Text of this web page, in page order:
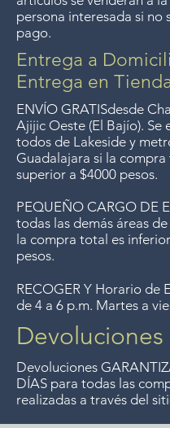
del Lago de Chapala
compras de $4000
Aceptamos
7 días después de la
menos que los
un precio de oferta, lo
sentimos, no se
devoluciones de
oferta. Anteriormente
envíos gratis a
ya no ofrecemos ese
persona interesada si no
pago.
Entrega a
Entrega en
ENVÍO GRATISdesde
Ajijic Oeste (El Bajío). Se
todos de Lakeside y
Guadalajara si la
superior a $4000 pesos.
PEQUEÑO CARGO DE
todas las demás áreas
la compra total es
pesos.
RECOGER Y Horario de
de 4 a 6 p.m. Martes a
Devoluciones
Devoluciones
DÍAS para todas las
realizadas a través del